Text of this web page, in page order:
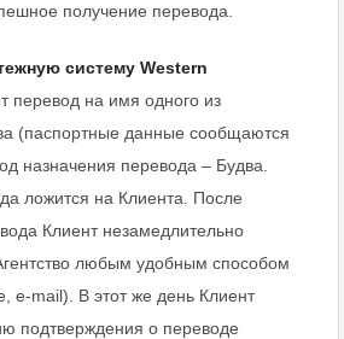
получение перевода.
систему Western
перевод на имя одного из
(паспортные данные сообщаются
назначения перевода – Будва.
ложится на Клиента. После
Клиент незамедлительно
любым удобным способом
e-mail). В этот же день Клиент
подтверждения о переводе